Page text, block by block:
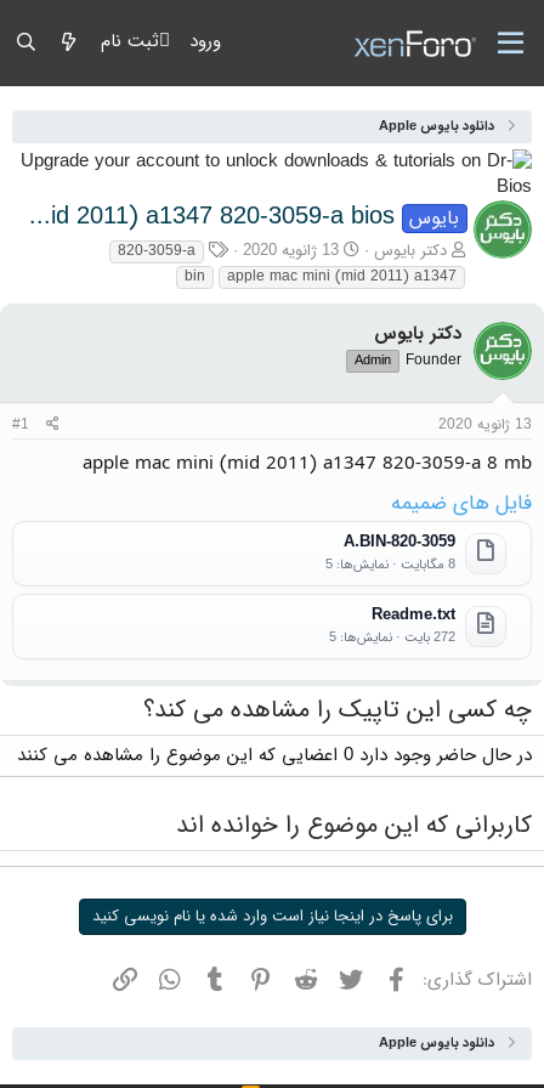
ورود ثبت نام
دانلود بایوس Apple
بایوس apple mac mini (mid 2011) a1347 820-3059-a bios
آغازگر گفتمان
دکتر بایوس تاریخ شروع
13 ژانویه 2020 برچسب‌ها
820-3059-a
apple mac mini (mid 2011) a1347
bin
دکتر بایوس
Founder
Admin
13 ژانویه 2020 #1
apple mac mini (mid 2011) a1347 820-3059-a 8 mb
فایل های ضمیمه
820-3059-A.BIN
8 مگابایت · نمایش‌ها: 5
Readme.txt
272 بایت · نمایش‌ها: 5
چه کسی این تاپیک را مشاهده می کند؟
در حال حاضر وجود دارد 0 اعضایی که این موضوع را مشاهده می کنند
کاربرانی که این موضوع را خوانده اند
برای پاسخ در اینجا نیاز است وارد شده یا نام نویسی کنید
اشتراک گذاری: فیسبوک توییتر ردیت پینترستتامبلر واتسپ
دانلود بایوس Apple